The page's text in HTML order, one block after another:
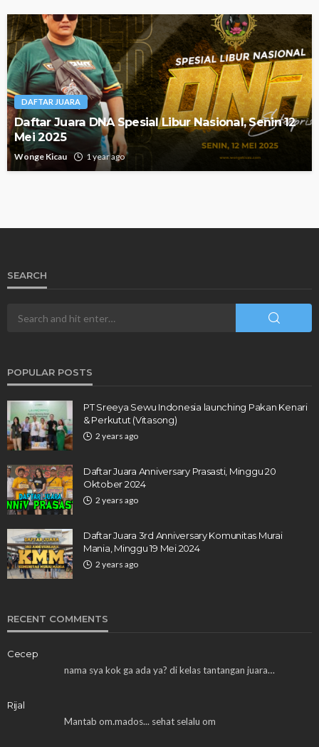
DAFTAR JUARA
Daftar Juara DNA Spesial Libur Nasional, Senin 12
Mei 2025
Wonge Kicau 1 year ago
SEARCH
POPULAR POSTS
PT Sreeya Sewu Indonesia launching Pakan Kenari
& Perkutut (Vitasong)
2 years ago
Daftar Juara Anniversary Prasasti, Minggu 20
Oktober 2024
2 years ago
Daftar Juara 3rd Anniversary Komunitas Murai
Mania, Minggu 19 Mei 2024
2 years ago
RECENT COMMENTS
Cecep
nama sya kok ga ada ya? di kelas tantangan juara…
Rijal
Mantab om.mados... sehat selalu om